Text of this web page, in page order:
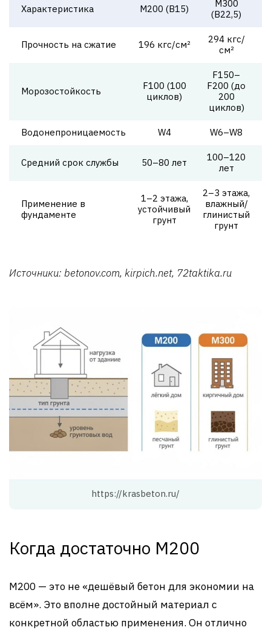
Характеристика М200 (В15)
М300
(В22,5)
Прочность на сжатие 196 кгс/см²
294 кгс/
см²
Морозостойкость
F100 (100
циклов)
F150–
F200 (до
200
циклов)
Водонепроницаемость W4 W6–W8
Средний срок службы 50–80 лет
100–120
лет
Применение в
фундаменте
1–2 этажа,
устойчивый
грунт
2–3 этажа,
влажный/
глинистый
грунт
Источники: betonov.com, kirpich.net, 72taktika.ru
https://krasbeton.ru/
Когда достаточно М200
М200 — это не «дешёвый бетон для экономии на
всём». Это вполне достойный материал с
конкретной областью применения. Он отлично